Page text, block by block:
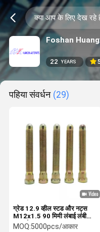
Foshan
22 YEARS
पहिया संवर्धन (29)
ग्रेड 12.9 व्हील स्टड और नट्स
M12x1.5 90 मिमी लंबाई लंबी
स्टड बोल्ट
MOQ:5000pcs/आकार